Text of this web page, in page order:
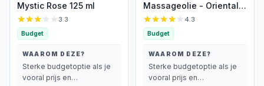
Mystic Rose 125 ml
3.3
Budget
WAAROM DEZE?
Sterke budgetoptie als je
vooral prijs en
Massageolie - Oriental -
250ml - Natuurlijk
Glijmiddel op Oliebasis -
Langdurig Glijvermogen
4.3
Budget
WAAROM DEZE?
Sterke budgetoptie als je
vooral prijs en